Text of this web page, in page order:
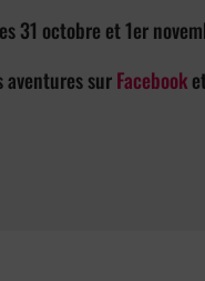
31 octobre et 1er
aventures surFacebook